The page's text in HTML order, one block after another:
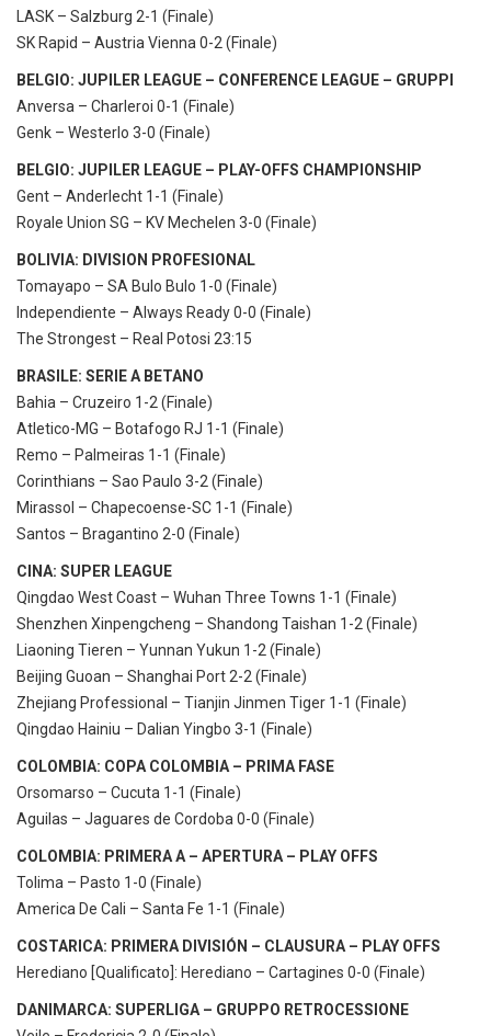
LASK – Salzburg 2-1 (Finale)
SK Rapid – Austria Vienna 0-2 (Finale)
BELGIO: JUPILER LEAGUE – CONFERENCE LEAGUE – GRUPPI
Anversa – Charleroi 0-1 (Finale)
Genk – Westerlo 3-0 (Finale)
BELGIO: JUPILER LEAGUE – PLAY-OFFS CHAMPIONSHIP
Gent – Anderlecht 1-1 (Finale)
Royale Union SG – KV Mechelen 3-0 (Finale)
BOLIVIA: DIVISION PROFESIONAL
Tomayapo – SA Bulo Bulo 1-0 (Finale)
Independiente – Always Ready 0-0 (Finale)
The Strongest – Real Potosi 23:15
BRASILE: SERIE A BETANO
Bahia – Cruzeiro 1-2 (Finale)
Atletico-MG – Botafogo RJ 1-1 (Finale)
Remo – Palmeiras 1-1 (Finale)
Corinthians – Sao Paulo 3-2 (Finale)
Mirassol – Chapecoense-SC 1-1 (Finale)
Santos – Bragantino 2-0 (Finale)
CINA: SUPER LEAGUE
Qingdao West Coast – Wuhan Three Towns 1-1 (Finale)
Shenzhen Xinpengcheng – Shandong Taishan 1-2 (Finale)
Liaoning Tieren – Yunnan Yukun 1-2 (Finale)
Beijing Guoan – Shanghai Port 2-2 (Finale)
Zhejiang Professional – Tianjin Jinmen Tiger 1-1 (Finale)
Qingdao Hainiu – Dalian Yingbo 3-1 (Finale)
COLOMBIA: COPA COLOMBIA – PRIMA FASE
Orsomarso – Cucuta 1-1 (Finale)
Aguilas – Jaguares de Cordoba 0-0 (Finale)
COLOMBIA: PRIMERA A – APERTURA – PLAY OFFS
Tolima – Pasto 1-0 (Finale)
America De Cali – Santa Fe 1-1 (Finale)
COSTARICA: PRIMERA DIVISIÓN – CLAUSURA – PLAY OFFS
Herediano [Qualificato]: Herediano – Cartagines 0-0 (Finale)
DANIMARCA: SUPERLIGA – GRUPPO RETROCESSIONE